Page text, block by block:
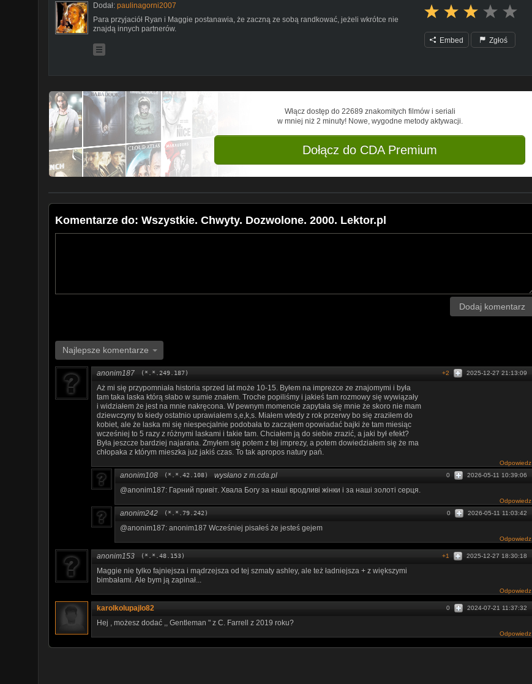
Dodał: paulinagorni2007
Para przyjaciół Ryan i Maggie postanawia, że zaczną ze sobą randkować, jeżeli wkrótce nie
znajdą innych partnerów.
Embed
Zgłoś
Włącz dostęp do 22689 znakomitych filmów i seriali
w mniej niż 2 minuty! Nowe, wygodne metody aktywacji.
Dołącz do CDA Premium
Komentarze do: Wszystkie. Chwyty. Dozwolone. 2000. Lektor.pl
Dodaj komentarz
Najlepsze komentarze
anonim187 (*.*.249.187) 2025-12-27 21:13:09
+2
Aż mi się przypomniała historia sprzed lat może 10-15. Byłem na imprezce ze znajomymi i była
tam taka laska którą słabo w sumie znałem. Troche popiliśmy i jakieś tam rozmowy się wywiązały
i widziałem że jest na mnie nakręcona. W pewnym momencie zapytała się mnie że skoro nie mam
dziewczyny to kiedy ostatnio uprawiałem s,e,k,s. Miałem wtedy z rok przerwy bo się zraziłem do
kobiet, ale że laska mi się niespecjalnie podobała to zacząłem opowiadać bajki że tam miesiąc
wcześniej to 5 razy z różnymi laskami i takie tam. Chciałem ją do siebie zrazić, a jaki był efekt?
Była jeszcze bardziej najarana. Zmyłem się potem z tej imprezy, a potem dowiedziałem się że ma
chłopaka z którym mieszka już jakiś czas. To tak apropos natury pań.
Odpowiedz
anonim108 (*.*.42.108) wysłano z m.cda.pl 2026-05-11 10:39:06
0
@anonim187: Гарний привіт. Хвала Богу за наші вродливі жінки і за наші золоті серця.
Odpowiedz
anonim242 (*.*.79.242) 2026-05-11 11:03:42
0
@anonim187: anonim187 Wcześniej pisałeś że jesteś gejem
Odpowiedz
anonim153 (*.*.48.153) 2025-12-27 18:30:18
+1
Maggie nie tylko fajniejsza i mądrzejsza od tej szmaty ashley, ale też ładniejsza + z większymi
bimbałami. Ale bym ją zapinał...
Odpowiedz
karolkolupajlo82 2024-07-21 11:37:32
0
Hej , możesz dodać ,, Gentleman " z C. Farrell z 2019 roku?
Odpowiedz